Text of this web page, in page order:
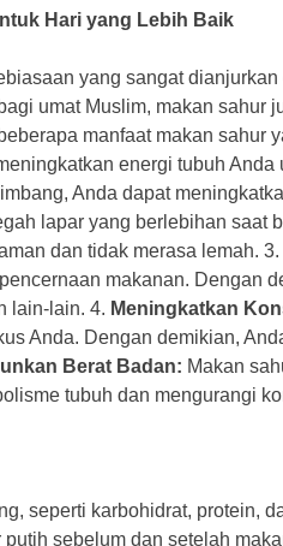
Hari yang Lebih Baik
yang sangat
umat Muslim, makan sahur
manfaat makan sahur
energi tubuh
Anda dapat
lapar yang berlebihan saat
dan tidak merasa lemah. 3.
makanan. Dengan
lain-lain. 4. Meningkatkan
Anda. Dengan demikian,
Berat Badan: Makan
tubuh dan mengurangi
seperti karbohidrat, protein,
sebelum dan setelah